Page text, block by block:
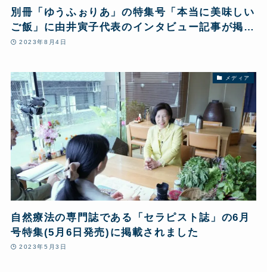
別冊「ゆうふぉりあ」の特集号「本当に美味しい
ご飯」に由井寅子代表のインタビュー記事が掲載
されました
2023年8月4日
メディア
自然療法の専門誌である「セラピスト誌」の6月
号特集(5月6日発売)に掲載されました
2023年5月3日